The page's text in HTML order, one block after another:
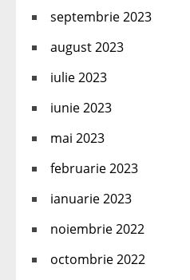
septembrie 2023
august 2023
iulie 2023
iunie 2023
mai 2023
februarie 2023
ianuarie 2023
noiembrie 2022
octombrie 2022